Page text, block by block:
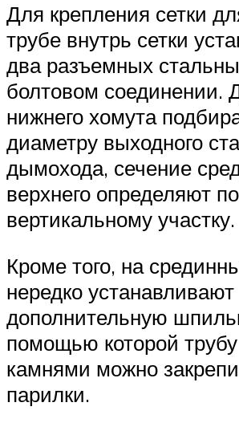
Для крепления сетки
трубе внутрь сетки
два разъемных
болтовом соединении.
нижнего хомута
диаметру выходного
дымохода, сечение
верхнего определяют по
вертикальному участку.
Кроме того, на
нередко устанавливают
дополнительную
помощью которой
камнями можно
парилки.